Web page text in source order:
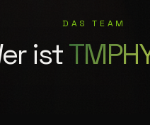
DAS TEAM
ist